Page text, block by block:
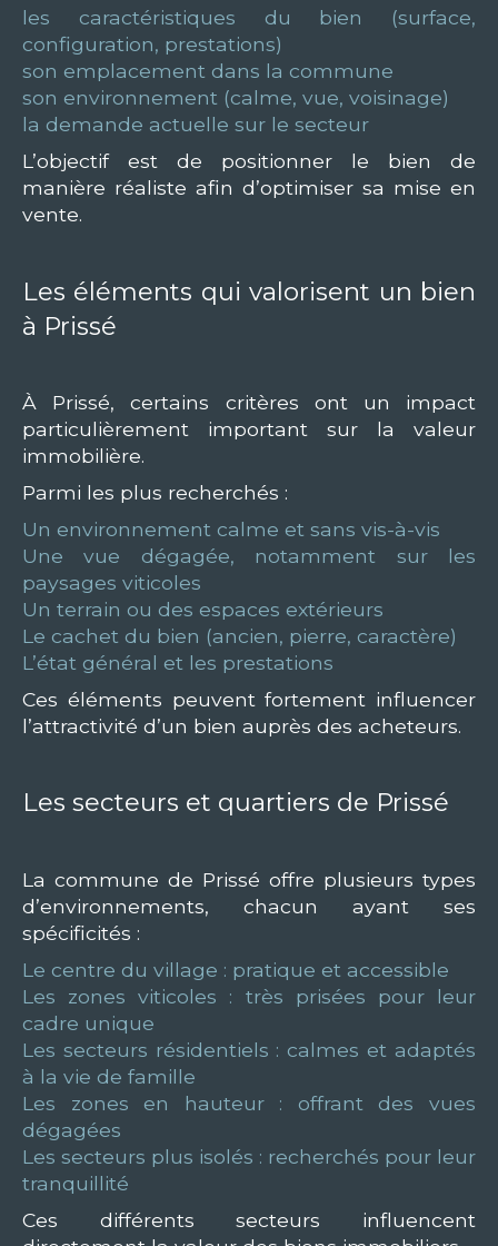
les caractéristiques du bien (surface,
configuration, prestations)
son emplacement dans la commune
son environnement (calme, vue, voisinage)
la demande actuelle sur le secteur
L’objectif est de positionner le bien de
manière réaliste afin d’optimiser sa mise en
vente.
Les éléments qui valorisent un bien
à Prissé
À Prissé, certains critères ont un impact
particulièrement important sur la valeur
immobilière.
Parmi les plus recherchés :
Un environnement calme et sans vis-à-vis
Une vue dégagée, notamment sur les
paysages viticoles
Un terrain ou des espaces extérieurs
Le cachet du bien (ancien, pierre, caractère)
L’état général et les prestations
Ces éléments peuvent fortement influencer
l’attractivité d’un bien auprès des acheteurs.
Les secteurs et quartiers de Prissé
La commune de Prissé offre plusieurs types
d’environnements, chacun ayant ses
spécificités :
Le centre du village : pratique et accessible
Les zones viticoles : très prisées pour leur
cadre unique
Les secteurs résidentiels : calmes et adaptés
à la vie de famille
Les zones en hauteur : offrant des vues
dégagées
Les secteurs plus isolés : recherchés pour leur
tranquillité
Ces différents secteurs influencent